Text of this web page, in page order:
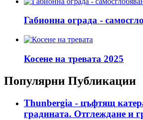
Габионна ограда -
Косене на тревата 2025
Популярни Публикации
Thunbergia - цъфтящ
градината. Отглеждане и